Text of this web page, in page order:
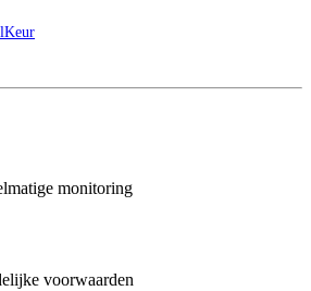
monitoring
voorwaarden